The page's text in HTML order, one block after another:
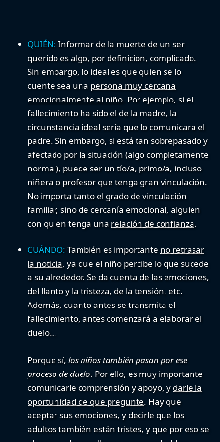
QUIÉN: Informar de la muerte de un ser
querido es algo, por definición, complicado.
Sin embargo, lo ideal es que quien se lo
cuente sea una persona muy cercana
emocionalmente al niño. Por ejemplo, si el
fallecimiento ha sido el de la madre, la
circunstancia ideal sería que lo comunicara el
padre. Sin embargo, si está tan sobrepasado y
afectado por la situación (algo completamente
normal), puede ser un tío/a, primo/a, incluso
niñera o profesor que tenga gran vinculación.
No importa tanto el grado de vinculación
familiar, sino de cercanía emocional, alguien
con quien tenga una relación de confianza.
CUÁNDO: También es importante no retrasar
la noticia, ya que el niño percibe lo que sucede
a su alrededor. Se da cuenta de las emociones,
del llanto y la tristeza, de la tensión, etc.
Además, cuanto antes se transmita el
fallecimiento, antes comenzará a elaborar el
duelo…
Porque sí, los niños también pasan por ese
proceso de duelo. Por ello, es muy importante
comunicarle comprensión y apoyo, y darle la
oportunidad de que pregunte. Hay que
aceptar sus emociones, y decirle que los
adultos también están tristes, y que por eso se